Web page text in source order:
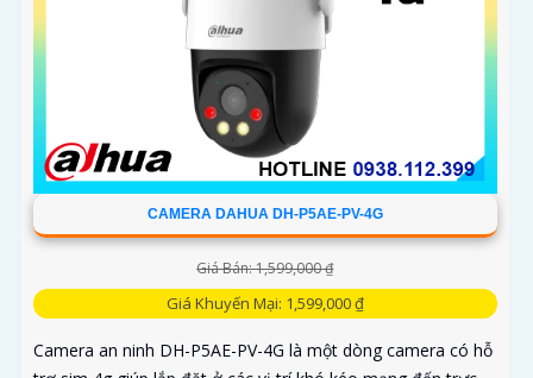
CAMERA DAHUA DH-P5AE-PV-4G
Giá Bán: 1,599,000 ₫
Giá Khuyến Mại: 1,599,000 ₫
Camera an ninh DH-P5AE-PV-4G là một dòng camera có hỗ